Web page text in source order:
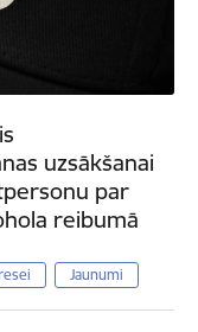
uzsākšanai
par
reibumā
Jaunumi